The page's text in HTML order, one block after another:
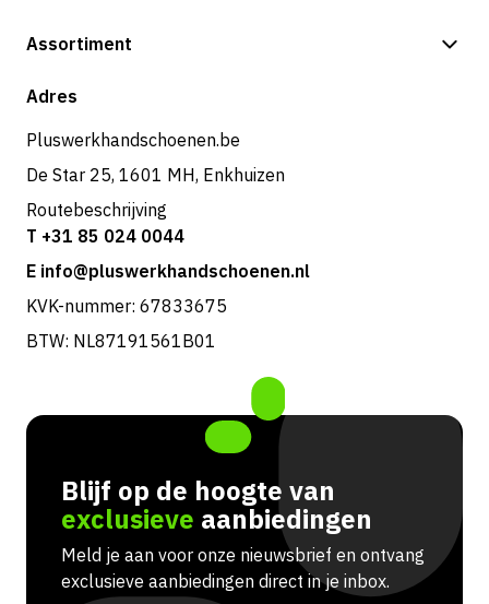
Betalingsmogelijkheden
Assortiment
Shop
Adres
Pluswerkhandschoenen.be
De Star 25, 1601 MH, Enkhuizen
Routebeschrijving
T +31 85 024 0044
E info@pluswerkhandschoenen.nl
KVK-nummer: 67833675
BTW: NL87191561B01
Blijf op de hoogte van
exclusieve aanbiedingen
Meld je aan voor onze nieuwsbrief en ontvang
exclusieve aanbiedingen direct in je inbox.